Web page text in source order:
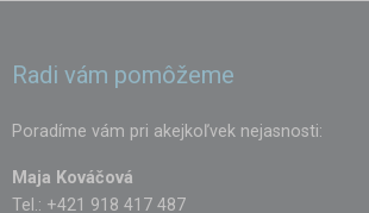
Radi vám pomôžeme
Poradíme vám pri akejkoľvek nejasnosti:
Maja Kováčová
Tel.: +421 918 417 487